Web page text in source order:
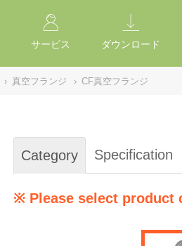
サービス ダウンロード
› 真空フランジ › CF真空フランジ
Category Specification
※ Please select product